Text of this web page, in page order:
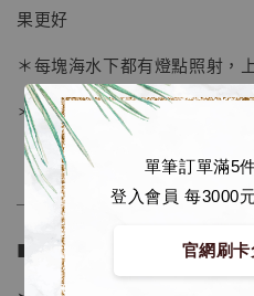
單筆訂單滿5
登入會員 每3000
官網刷
果更好
＊每塊海水下都有燈點照射，
＊兩個人物部分可拆卸，單獨
■ 販售資訊：